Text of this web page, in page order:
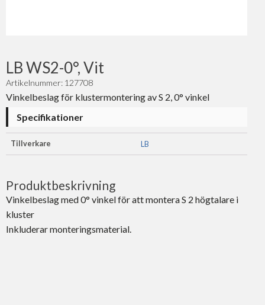
LB WS2-0°, Vit
Artikelnummer: 127708
Vinkelbeslag för klustermontering av S 2, 0° vinkel
Specifikationer
Tillverkare LB
Produktbeskrivning
Vinkelbeslag med 0° vinkel för att montera S 2 högtalare i
kluster
Inkluderar monteringsmaterial.